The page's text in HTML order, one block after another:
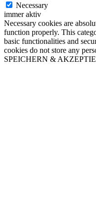
Necessary
immer aktiv
Necessary cookies are
function properly. This
basic functionalities and
cookies do not store any
SPEICHERN &